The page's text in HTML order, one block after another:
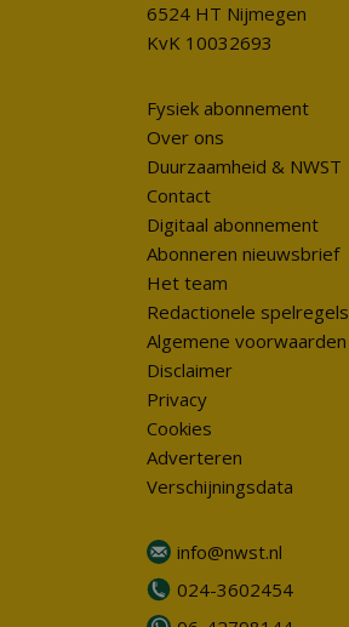
6524 HT Nijmegen
KvK 10032693
Fysiek abonnement
Over ons
Duurzaamheid & NWST
Contact
Digitaal abonnement
Abonneren nieuwsbrief
Het team
Redactionele spelregels
Algemene voorwaarden
Disclaimer
Privacy
Cookies
Adverteren
Verschijningsdata
info@nwst.nl
024-3602454